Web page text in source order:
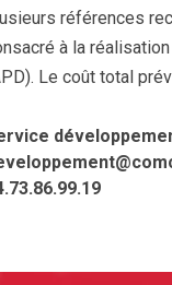
références
à la
Le coût total